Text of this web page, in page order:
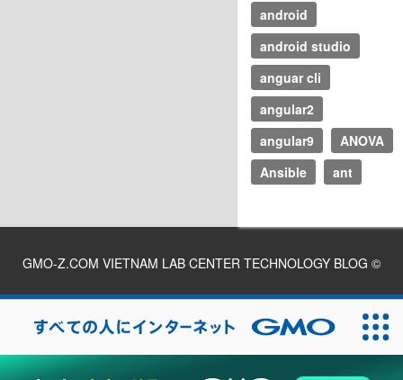
android
android studio
anguar cli
angular2
angular9
ANOVA
Ansible
ant
GMO-Z.COM VIETNAM LAB CENTER TECHNOLOGY BLOG ©
2026